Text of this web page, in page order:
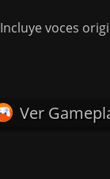
Incluye voces
Ver